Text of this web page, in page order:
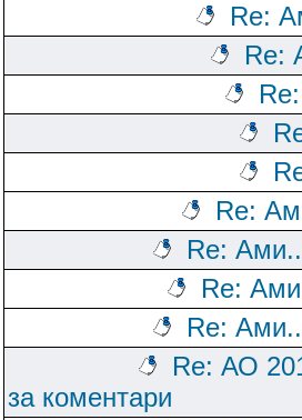
Re:
Re:
Re:
Re: Ами..
Re:
Re: Ами..
Re: АО
за коментари